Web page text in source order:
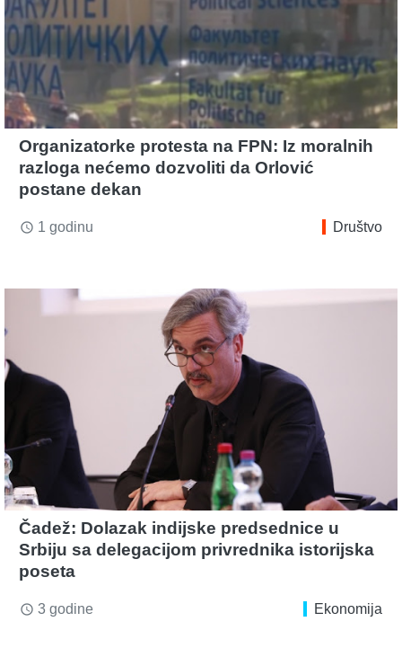
Organizatorke protesta na FPN: Iz moralnih
razloga nećemo dozvoliti da Orlović
postane dekan
access_time 1 godinu Društvo
Čadež: Dolazak indijske predsednice u
Srbiju sa delegacijom privrednika istorijska
poseta
access_time 3 godine Ekonomija